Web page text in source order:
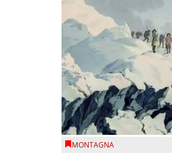
MONTAGNA